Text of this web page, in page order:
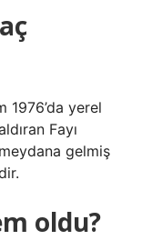
1976’da yerel
Fayı
gelmiş
oldu?